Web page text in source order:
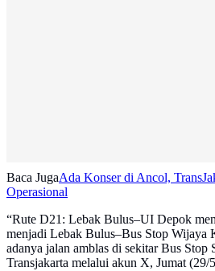
Baca JugaAda Konser di Ancol,
Operasional
“Rute D21: Lebak Bulus–UI Depok
menjadi Lebak Bulus–Bus Stop Wijaya
adanya jalan amblas di sekitar Bus
Transjakarta melalui akun X, Jumat (29/